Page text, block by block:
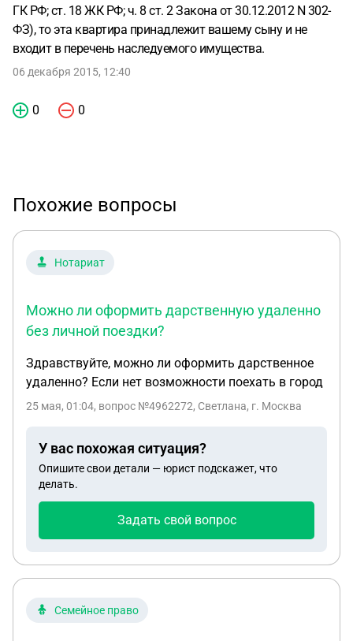
ГК РФ; ст. 18 ЖК РФ; ч. 8 ст. 2 Закона от 30.12.2012 N 302-
ФЗ), то эта квартира принадлежит вашему сыну и не
входит в перечень наследуемого имущества.
06 декабря 2015, 12:40
0 0
Похожие вопросы
Нотариат
Можно ли оформить дарственную удаленно
без личной поездки?
Здравствуйте, можно ли оформить дарственное
удаленно? Если нет возможности поехать в город
25 мая, 01:04, вопрос №4962272, Светлана, г. Москва
У вас похожая ситуация?
Опишите свои детали — юрист подскажет, что
делать.
Задать свой вопрос
Семейное право